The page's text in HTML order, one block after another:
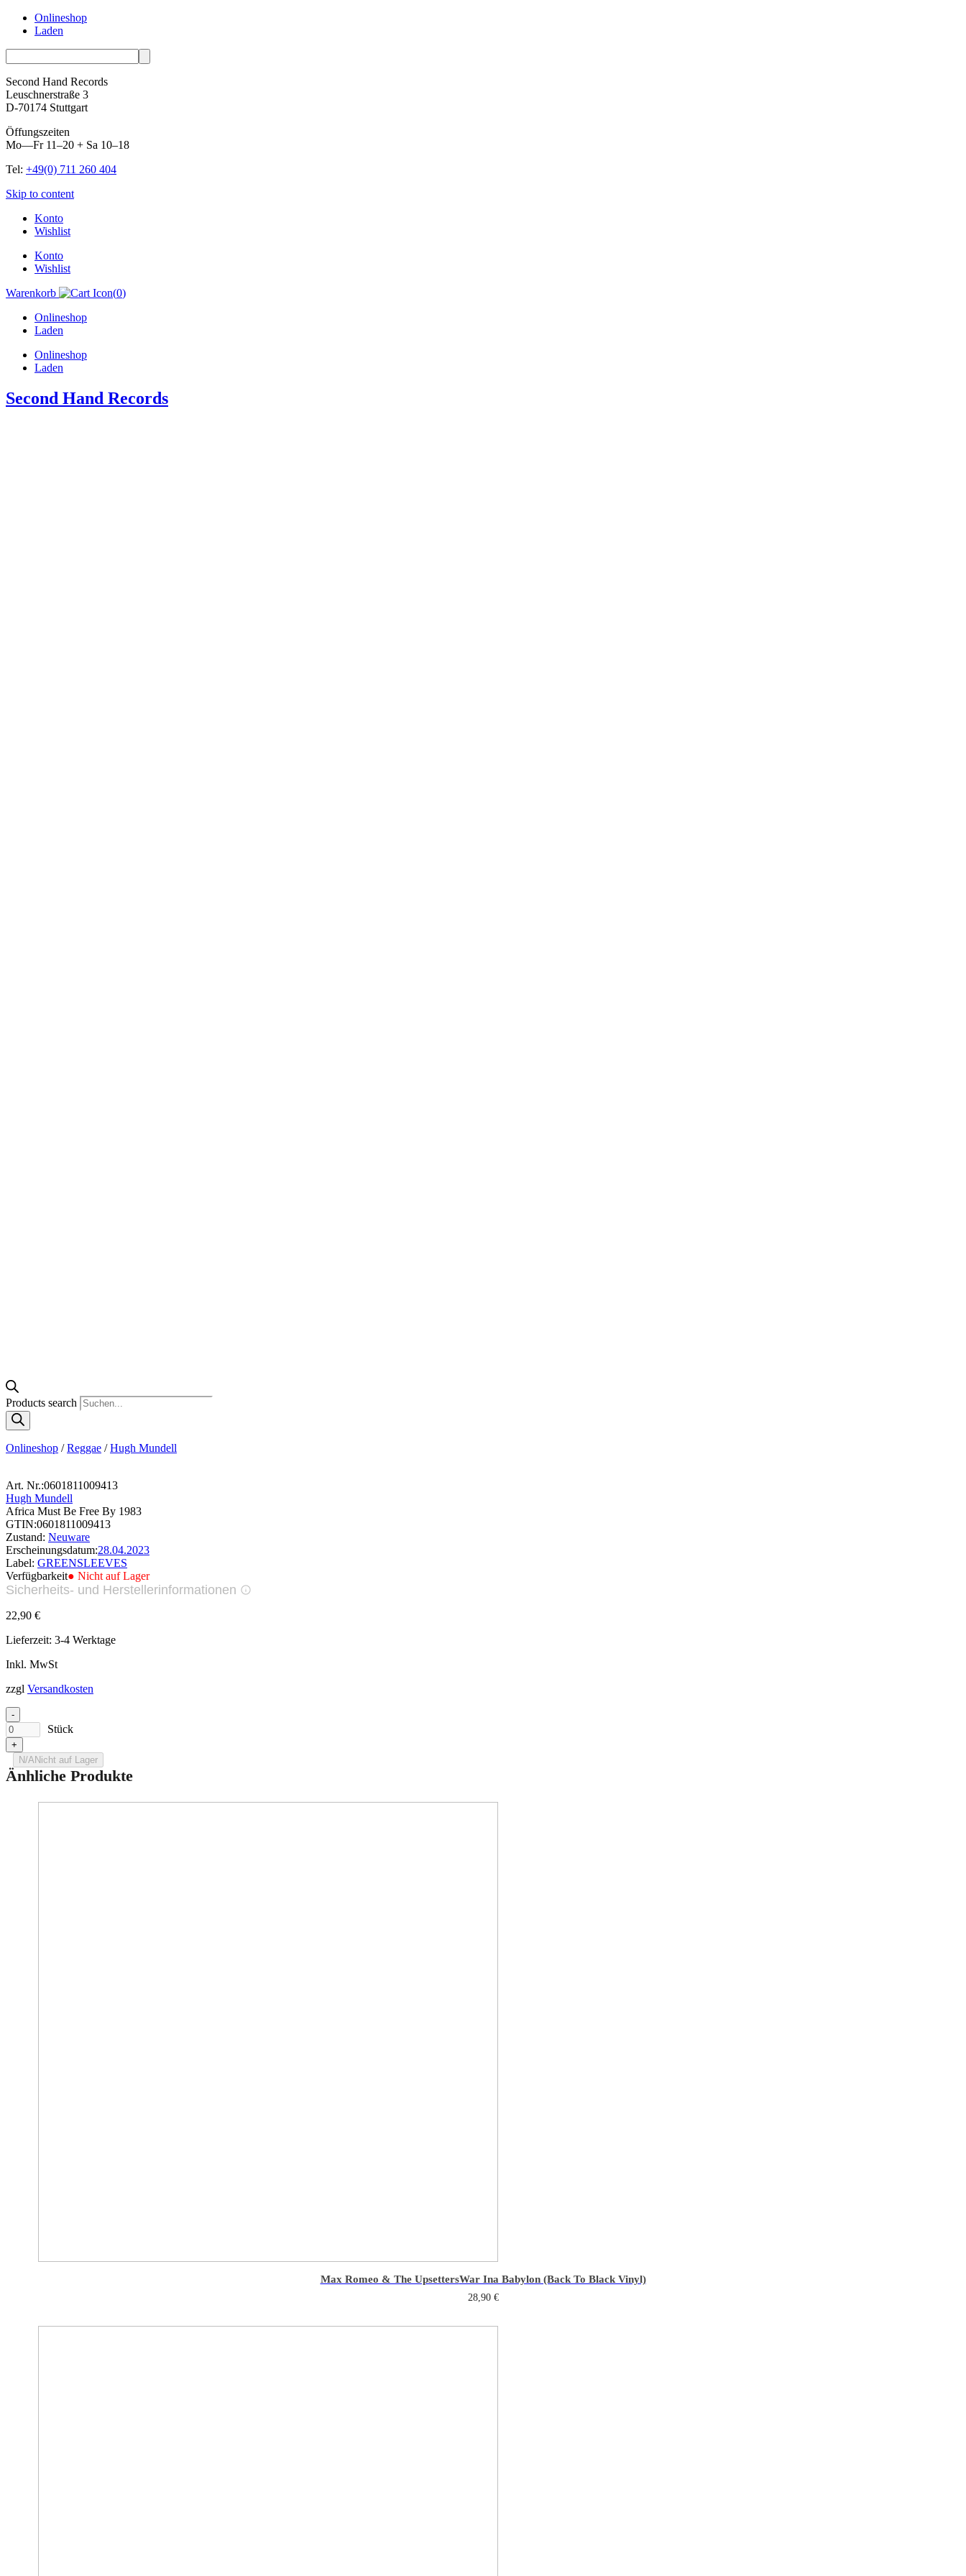
Onlineshop
Laden
Second Hand Records
Leuschnerstraße 3
D-70174 Stuttgart
Öffungszeiten
Mo—Fr 11–20 + Sa 10–18
Tel: +49(0) 711 260 404
Skip to content
Konto
Wishlist
Konto
Wishlist
Warenkorb
(0)
Onlineshop
Laden
Onlineshop
Laden
Second Hand Records
Products search
Onlineshop /Reggae /Hugh Mundell
Art. Nr.:0601811009413
Hugh Mundell
Africa Must Be Free By 1983
GTIN:0601811009413
Zustand: Neuware
Erscheinungsdatum:28.04.2023
Label: GREENSLEEVES
Verfügbarkeit● Nicht auf Lager
Sicherheits- und Herstellerinformationen
22,90 €
Lieferzeit: 3-4 Werktage
Inkl. MwSt
zzgl Versandkosten
-
Stück
+
N/ANicht auf Lager
Änhliche Produkte
Max Romeo & The UpsettersWar Ina Babylon (Back To Black Vinyl)
28,90 €